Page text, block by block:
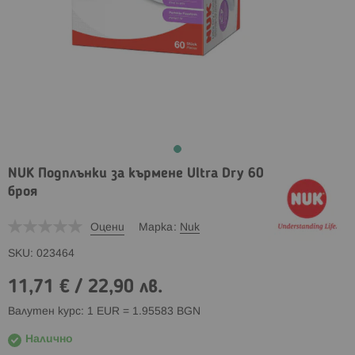
NUK Подплънки за кърмене Ultra Dry 60
броя
Оцени Марка Nuk
SKU 023464
11,71 € / 22,90 лв.
Валутен курс: 1 EUR = 1.95583 BGN
Налично